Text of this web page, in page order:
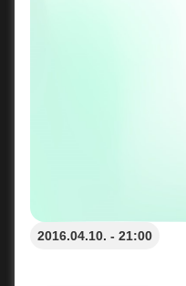
2016.04.10. - 21:00